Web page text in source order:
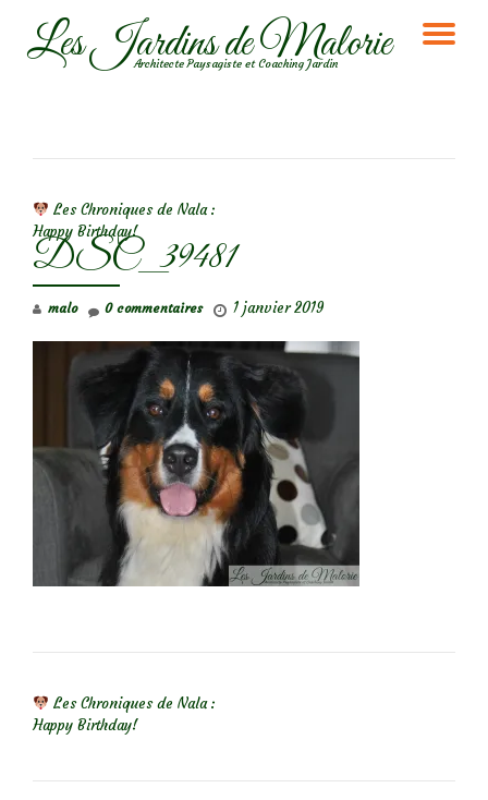
AllerLes Jardins de Malorie
Architecte Paysagiste et Coaching Jardin
Les Chroniques de Nala :
Happy Birthday!
DSC_39481
malo 1 janvier 2019
0 commentaires
Les Chroniques de Nala :
Happy Birthday!